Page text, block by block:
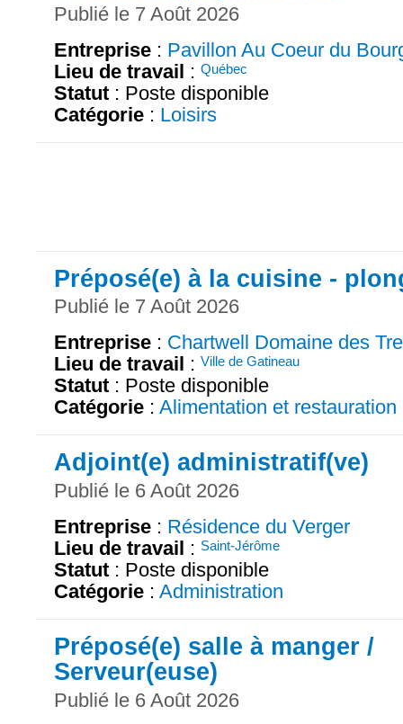
Publié le 7 Août 2026
Entreprise : Pavillon Au Coeur du
Lieu de travail : Québec
Statut : Poste disponible
Catégorie : Loisirs
Préposé(e) à la cuisine -
Publié le 7 Août 2026
Entreprise : Chartwell Domaine des
Lieu de travail : Ville de Gatineau
Statut : Poste disponible
Catégorie : Alimentation et restauration
Adjoint(e) administratif(ve)
Publié le 6 Août 2026
Entreprise : Résidence du Verger
Lieu de travail : Saint-Jérôme
Statut : Poste disponible
Catégorie : Administration
Préposé(e) salle à manger /
Serveur(euse)
Publié le 6 Août 2026